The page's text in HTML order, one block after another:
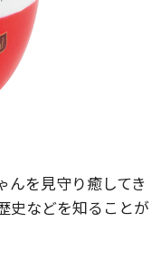
んを見守り癒してき
史などを知ることが